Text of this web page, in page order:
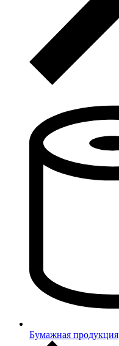
Бумажная продукция